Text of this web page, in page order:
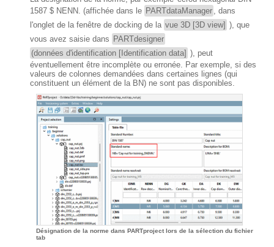
1587 $ NENN. (affichée dans le PARTdataManager
, dans
l'onglet de la fenêtre de docking de la vue 3D [3D view] ), que
vous avez saisie dans PARTdesigner
(données d'identification [Identification data] ), peut
éventuellement être incomplète ou erronée. Par exemple, si des
valeurs de colonnes demandées dans certaines lignes (qui
constituent un élément de la BN) ne sont pas disponibles.
Désignation de la norme dans PARTproject lors de la sélection du fichier
tab